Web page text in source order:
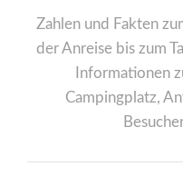
Zahlen und Fakten
der Anreise bis zum
Informationen
Campingplatz,